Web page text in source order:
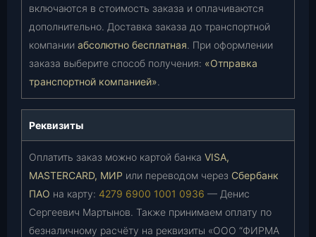
включаются в стоимость заказа и оплачиваются
дополнительно. Доставка заказа до транспортной
компании абсолютно бесплатная. При оформлении
заказа выберите способ получения: «Отправка
транспортной компанией».
Реквизиты
Оплатить заказ можно картой банка VISA,
MASTERCARD, МИР или переводом через Сбербанк
ПАО на карту: 4279 6900 1001 0936 — Денис
Сергеевич Мартынов. Также принимаем оплату по
безналичному расчёту на реквизиты «ООО “ФИРМА